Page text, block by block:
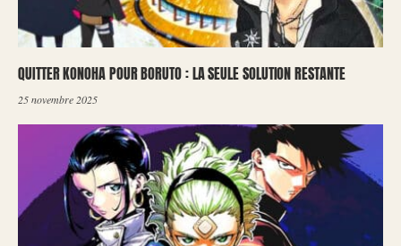
QUITTER KONOHA POUR BORUTO : LA SEULE SOLUTION RESTANTE
25 novembre 2025